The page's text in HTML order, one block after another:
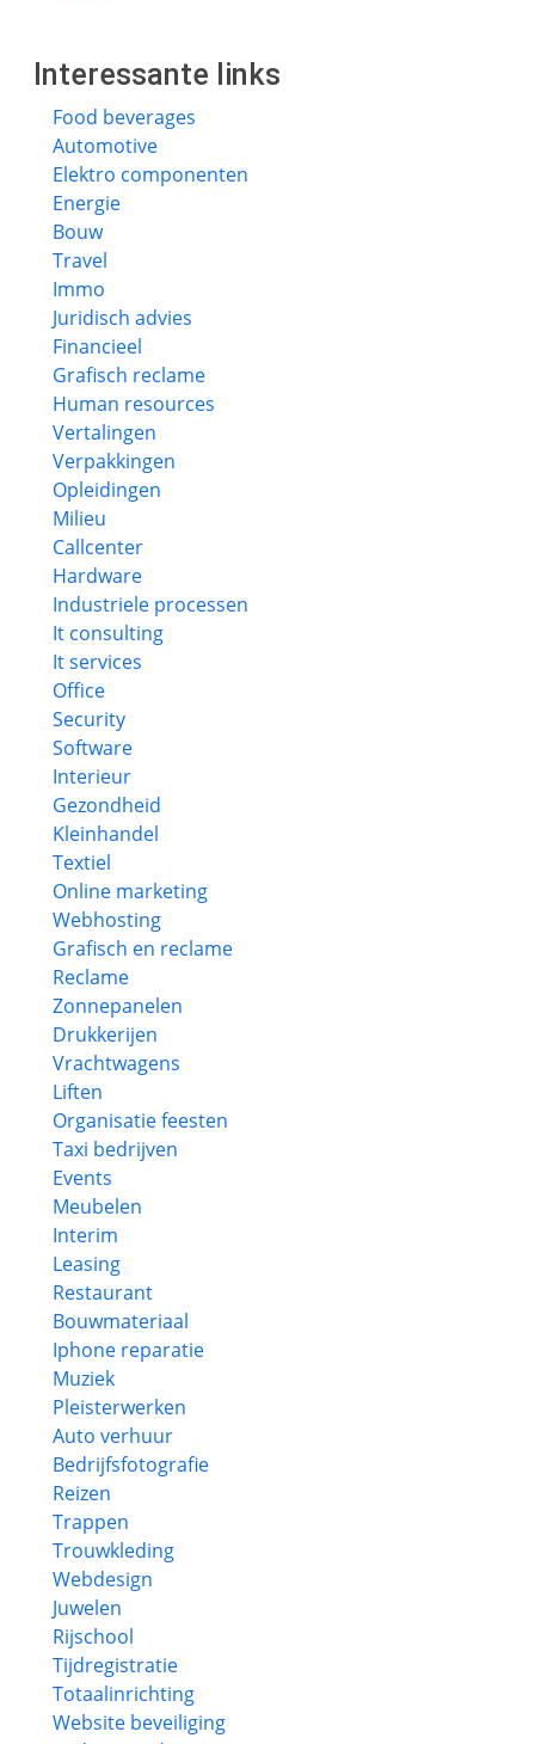
Interessante links
Food beverages
Automotive
Elektro componenten
Energie
Bouw
Travel
Immo
Juridisch advies
Financieel
Grafisch reclame
Human resources
Vertalingen
Verpakkingen
Opleidingen
Milieu
Callcenter
Hardware
Industriele processen
It consulting
It services
Office
Security
Software
Interieur
Gezondheid
Kleinhandel
Textiel
Online marketing
Webhosting
Grafisch en reclame
Reclame
Zonnepanelen
Drukkerijen
Vrachtwagens
Liften
Organisatie feesten
Taxi bedrijven
Events
Meubelen
Interim
Leasing
Restaurant
Bouwmateriaal
Iphone reparatie
Muziek
Pleisterwerken
Auto verhuur
Bedrijfsfotografie
Reizen
Trappen
Trouwkleding
Webdesign
Juwelen
Rijschool
Tijdregistratie
Totaalinrichting
Website beveiliging